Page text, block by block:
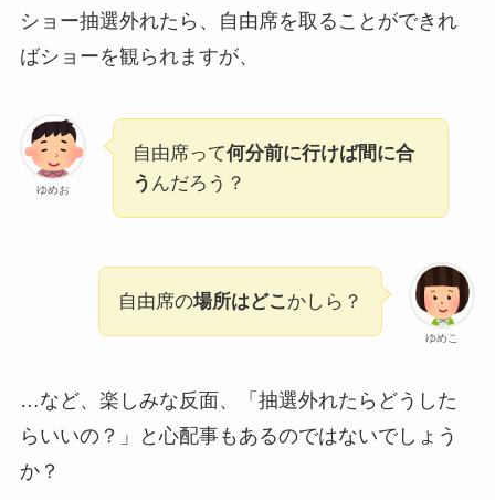
ショー抽選外れたら、自由席を取ることができれ
ばショーを観られますが、
ゆめお
自由席って何分前に行けば間に合
う んだろう？
ゆめこ
自由席の場所はどこ かしら？
…など、楽しみな反面、「抽選外れたらどうした
らいいの？」と心配事もあるのではないでしょう
か？